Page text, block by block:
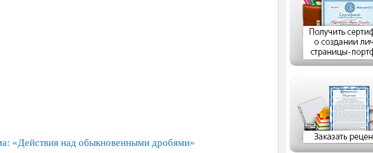
«Действия над обыкновенными дробями»